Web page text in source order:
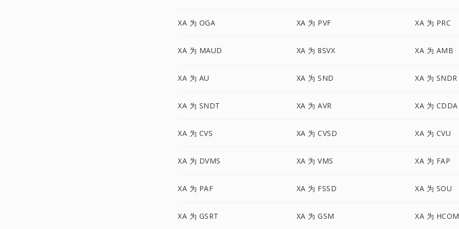
XA 为 OGA XA 为 PVF XA 为 PRC
XA 为 MAUD XA 为 8SVX XA 为 AMB
XA 为 AU XA 为 SND XA 为 SNDR
XA 为 SNDT XA 为 AVR XA 为 CDDA
XA 为 CVS XA 为 CVSD XA 为 CVU
XA 为 DVMS XA 为 VMS XA 为 FAP
XA 为 PAF XA 为 FSSD XA 为 SOU
XA 为 GSRT XA 为 GSM XA 为 HCOM